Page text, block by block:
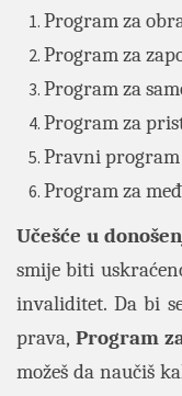
Program za
Program za
Program za
Program za
Pravni
Program za
Učešće u
smije biti
invaliditet. Da bi
prava, Program
možeš da naučiš